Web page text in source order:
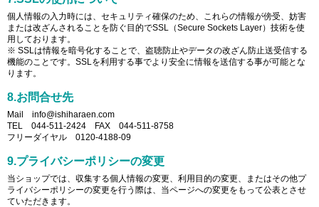
個人情報の入力時には、セキュリティ確保のため、これらの情報が傍受、妨害
または改ざんされることを防ぐ目的でSSL（Secure Sockets Layer）技術を使
用しております。
※ SSLは情報を暗号化することで、盗聴防止やデータの改ざん防止送受信する
機能のことです。SSLを利用する事でより安全に情報を送信する事が可能とな
ります。
8.お問合せ先
Mail info@ishiharaen.com
TEL 044-511-2424 FAX 044-511-8758
フリーダイヤル 0120-4188-09
9.プライバシーポリシーの変更
当ショップでは、収集する個人情報の変更、利用目的の変更、またはその他プ
ライバシーポリシーの変更を行う際は、当ページへの変更をもって公表とさせ
ていただきます。